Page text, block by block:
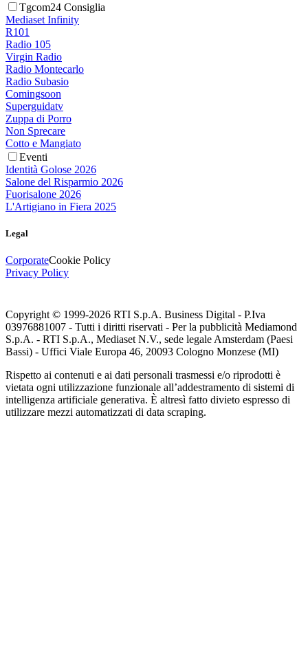
Tgcom24 Consiglia
Mediaset Infinity
R101
Radio 105
Virgin Radio
Radio Montecarlo
Radio Subasio
Comingsoon
Superguidatv
Zuppa di Porro
Non Sprecare
Cotto e Mangiato
Eventi
Identità Golose 2026
Salone del Risparmio 2026
Fuorisalone 2026
L'Artigiano in Fiera 2025
Legal
CorporateCookie Policy
Privacy Policy
Copyright © 1999-2026 RTI S.p.A. Business Digital - P.Iva
03976881007 - Tutti i diritti riservati - Per la pubblicità Mediamond
S.p.A. - RTI S.p.A., Mediaset N.V., sede legale Amsterdam (Paesi
Bassi) - Uffici Viale Europa 46, 20093 Cologno Monzese (MI)
Rispetto ai contenuti e ai dati personali trasmessi e/o riprodotti è
vietata ogni utilizzazione funzionale all’addestramento di sistemi di
intelligenza artificiale generativa. È altresì fatto divieto espresso di
utilizzare mezzi automatizzati di data scraping.